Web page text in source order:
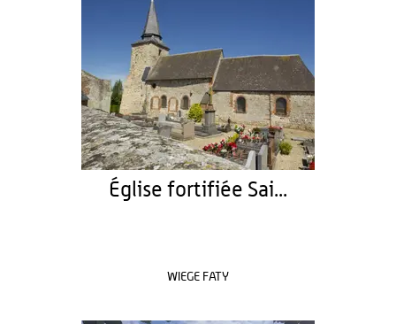
Église fortifiée Sai...
WIEGE FATY